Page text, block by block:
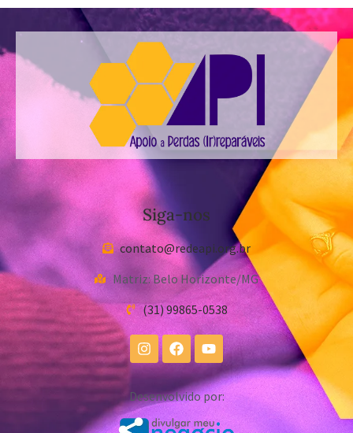
Siga-nos
contato@redeapi.org.br
Matriz: Belo Horizonte/MG
(31) 99865-0538
Desenvolvido por: